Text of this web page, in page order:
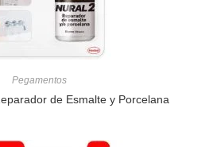
Pegamentos
de Esmalte y Porcelana